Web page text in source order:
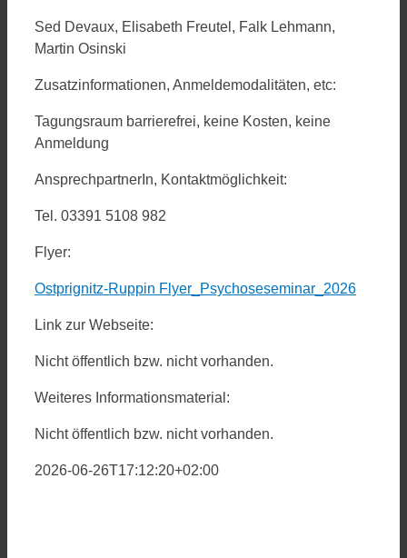
Sed Devaux, Elisabeth Freutel, Falk Lehmann,
Martin Osinski
Zusatzinformationen, Anmeldemodalitäten, etc:
Tagungsraum barrierefrei, keine Kosten, keine
Anmeldung
AnsprechpartnerIn, Kontaktmöglichkeit:
Tel. 03391 5108 982
Flyer:
Ostprignitz-Ruppin Flyer_Psychoseseminar_2026
Link zur Webseite:
Nicht öffentlich bzw. nicht vorhanden.
Weiteres Informationsmaterial:
Nicht öffentlich bzw. nicht vorhanden.
2026-06-26T17:12:20+02:00